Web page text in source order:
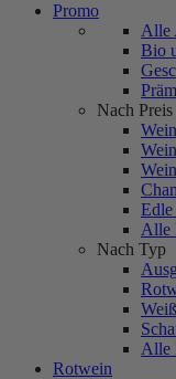
Promo
Alle
Bio
Nach Preis
Edle
Alle
Nach Typ
Alle
Rotwein